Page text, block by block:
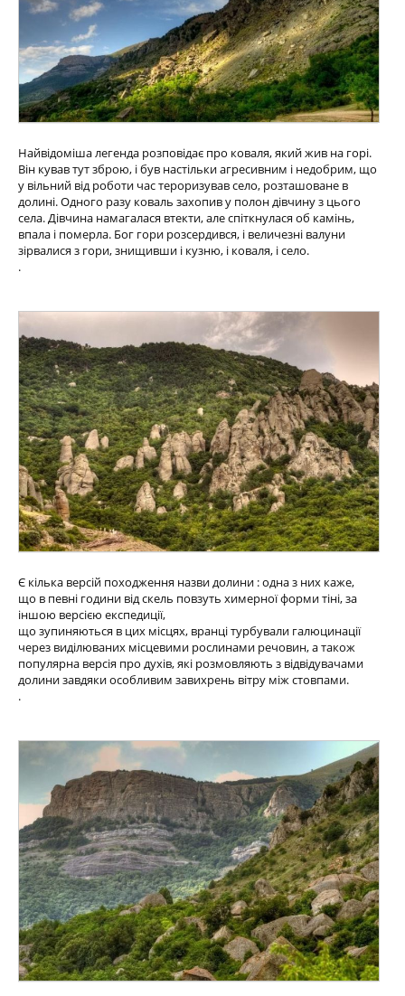
Найвідоміша легенда розповідає про коваля, який жив на горі.
Він кував тут зброю, і був настільки агресивним і недобрим, що
у вільний від роботи час тероризував село, розташоване в
долині. Одного разу коваль захопив у полон дівчину з цього
села. Дівчина намагалася втекти, але спіткнулася об камінь,
впала і померла. Бог гори розсердився, і величезні валуни
зірвалися з гори, знищивши і кузню, і коваля, і село.
.
Є кілька версій походження назви долини : одна з них каже,
що в певні години від скель повзуть химерної форми тіні, за
іншою версією експедиції,
що зупиняються в цих місцях, вранці турбували галюцинації
через виділюваних місцевими рослинами речовин, а також
популярна версія про духів, які розмовляють з відвідувачами
долини завдяки особливим завихрень вітру між стовпами.
.